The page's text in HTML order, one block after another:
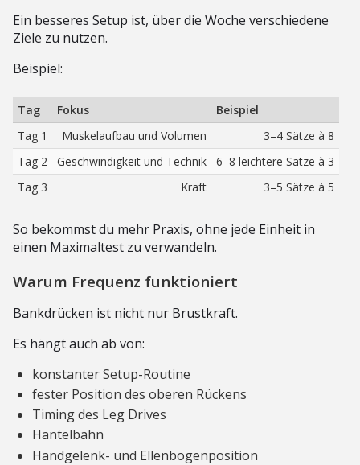
Ein besseres Setup ist, über die Woche verschiedene
Ziele zu nutzen.
Beispiel:
Tag Fokus
Beispiel
Tag 1
Muskelaufbau und Volumen
3–4 Sätze à 8
Tag 2
Geschwindigkeit und Technik
6–8 leichtere Sätze à 3
Tag 3
Kraft 3–5 Sätze à 5
So bekommst du mehr Praxis, ohne jede Einheit in
einen Maximaltest zu verwandeln.
Warum Frequenz funktioniert
Bankdrücken ist nicht nur Brustkraft.
Es hängt auch ab von:
konstanter Setup-Routine
fester Position des oberen Rückens
Timing des Leg Drives
Hantelbahn
Handgelenk- und Ellenbogenposition